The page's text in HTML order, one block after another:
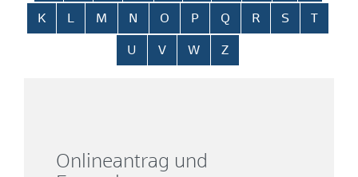
K L M N O P Q R S T
U V W Z
Onlineantrag und